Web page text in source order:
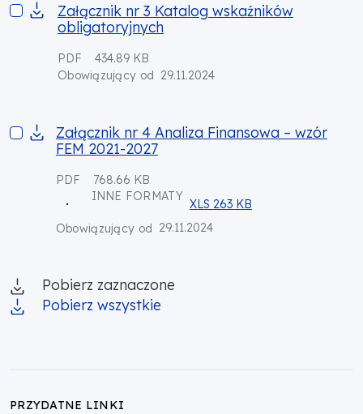
Załącznik nr 3 Katalog wskaźników obligatoryjnych
Załącznik nr 3 Katalog wskaźników
obligatoryjnych
PDF
434.89 KB
Obowiązujący od 29.11.2024
Załącznik nr 4 Analiza Finansowa – wzór FEM 2021-2027
Załącznik nr 4 Analiza Finansowa – wzór
FEM 2021-2027
PDF
768.66 KB
INNE FORMATY
XLS 263 KB
Obowiązujący od 29.11.2024
Pobierz zaznaczone
Pobierz wszystkie
PRZYDATNE LINKI